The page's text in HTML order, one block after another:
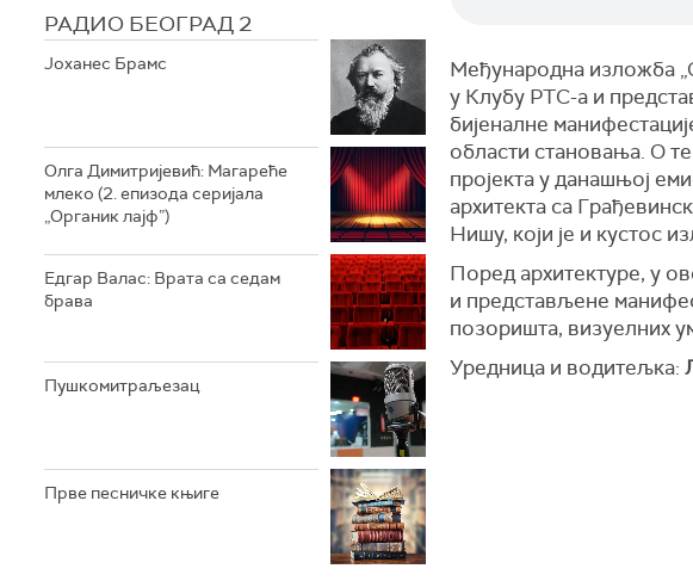
РАДИО БЕОГРАД 2
Јоханес Брамс
Олга Димитријевић: Магареће
млеко (2. епизода серијала
„Органик лајф”)
Едгар Валас: Врата са седам
брава
Пушкомитраљезац
Прве песничке књиге
Међународна изложба
у Клубу РТС-а и
бијеналне
области становања. О
пројекта у данашњој
архитекта са
Нишу, који је и кустос
Поред архитектуре, у
и представљене
позоришта, визуелних
Уредница и водитељка: